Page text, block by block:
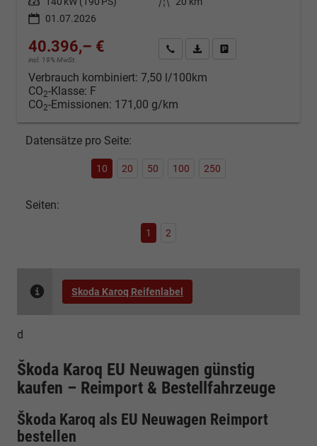
01.07.2026
40.396,– €
incl. 19% MwSt.
Kontakt & Angebot anfordern
PDF-Datei, Fahrzeugexposé
Verbrauch kombiniert: 7,50 l/100km
CO2-Klasse: F
CO2-Emissionen: 171,00 g/km
Datensätze pro Seite:
10 20 50 100 250
Seiten:
1 2
Skoda Karoq Reifenlabel
d
Škoda Karoq EU Neuwagen günstig
kaufen – Reimport & Bestellfahrzeuge
Škoda Karoq als EU Neuwagen Reimport
bestellen